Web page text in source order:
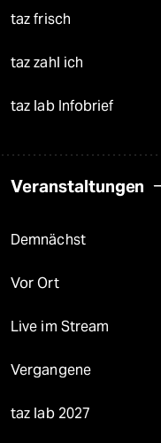
taz frisch
taz zahl ich
taz lab Infobrief
Veranstaltungen
Demnächst
Vor Ort
Live im Stream
Vergangene
taz lab 2027